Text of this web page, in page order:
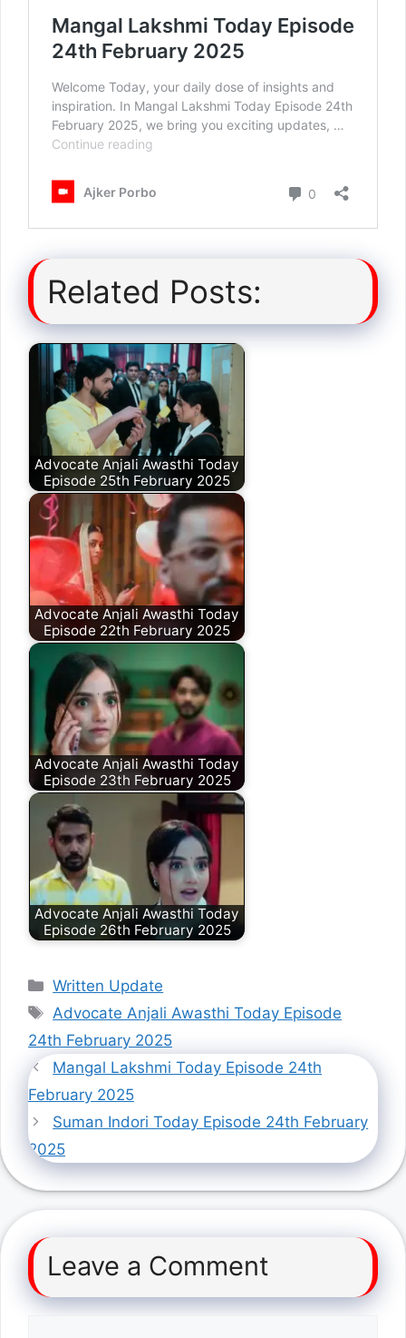
Related Posts:
Advocate Anjali Awasthi Today
Episode 25th February 2025
Advocate Anjali Awasthi Today
Episode 22th February 2025
Advocate Anjali Awasthi Today
Episode 23th February 2025
Advocate Anjali Awasthi Today
Episode 26th February 2025
Categories
Written Update
Tags
Advocate Anjali Awasthi Today Episode
24th February 2025
Mangal Lakshmi Today Episode 24th
February 2025
Suman Indori Today Episode 24th February
2025
Leave a Comment